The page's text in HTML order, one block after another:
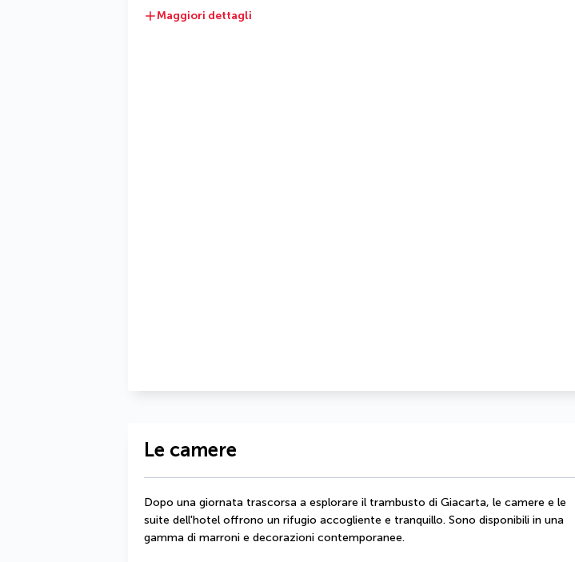
Maggiori dettagli
Le camere
Dopo una giornata trascorsa a esplorare il trambusto di Giacarta, le camere e le
suite dell'hotel offrono un rifugio accogliente e tranquillo. Sono disponibili in una
gamma di marroni e decorazioni contemporanee.